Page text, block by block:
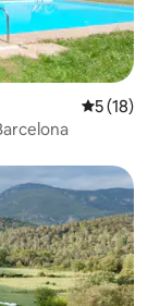
5 de uma
5 (18)